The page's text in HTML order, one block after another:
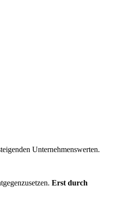
Unternehmenswerten.
Erst durch